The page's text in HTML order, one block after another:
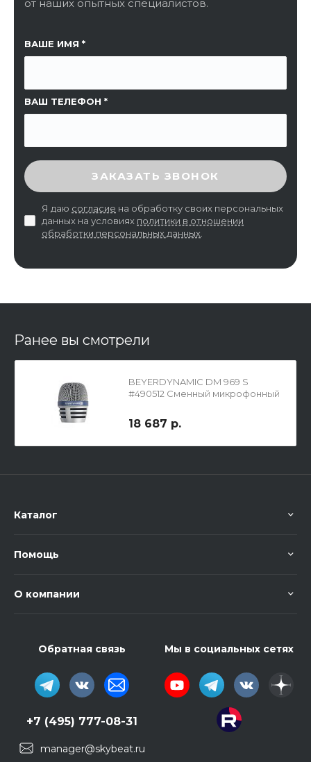
от наших опытных специалистов.
ВАШЕ ИМЯ
ВАШ ТЕЛЕФОН
ССЫЛКА НА СТРАНИЦУ
ВВЕДИТЕ ПРОВЕРОЧНЫЙ КОД
ЗАКАЗАТЬ ЗВОНОК
Я даю согласие на обработку своих персональных
данных на условиях политики в отношении
обработки персональных данных
Ранее вы смотрели
BEYERDYNAMIC DM 969 S
#490512 Сменный микрофонный
передатчика радиосистемы
18 687 р.
Каталог
Помощь
О компании
Обратная связь
+7 (495) 777-08-31
manager@skybeat.ru
Мы в социальных сетях